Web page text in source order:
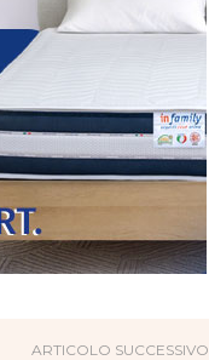
ARTICOLO SUCCESSIVO